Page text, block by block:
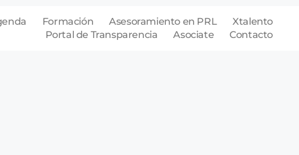
Formación Asesoramiento en PRL
Xtalento
Portal de Transparencia
Asociate Contacto